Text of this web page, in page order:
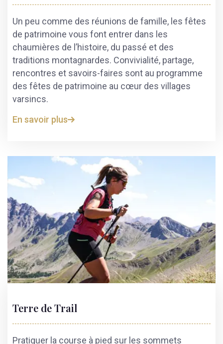
Un peu comme des réunions de famille, les fêtes
de patrimoine vous font entrer dans les
chaumières de l’histoire, du passé et des
traditions montagnardes. Convivialité, partage,
rencontres et savoirs-faires sont au programme
des fêtes de patrimoine au cœur des villages
varsincs.
En savoir plus
Terre de Trail
Pratiquer la course à pied sur les sommets